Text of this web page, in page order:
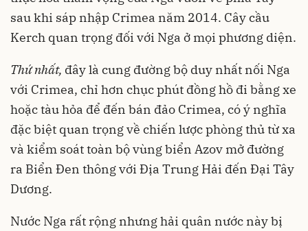
sau khi sáp nhập Crimea năm 2014. Cây cầu
Kerch quan trọng đối với Nga ở mọi phương diện.
Thứ nhất, đây là cung đường bộ duy nhất nối Nga
với Crimea, chỉ hơn chục phút đồng hồ đi bằng xe
hoặc tàu hỏa để đến bán đảo Crimea, có ý nghĩa
đặc biệt quan trọng về chiến lược phòng thủ từ xa
và kiểm soát toàn bộ vùng biển Azov mở đường
ra Biển Đen thông với Địa Trung Hải đến Đại Tây
Dương.
Nước Nga rất rộng nhưng hải quân nước này bị